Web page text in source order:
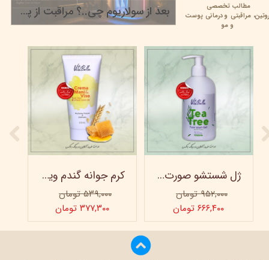
بعد از سولاریوم چی..؟ مراقبت از پوست برنزه
مطالب تخصصی
روتین،مراقبتی ودرمانی پوست
و مو
کرم جوانه گندم ویتابلا - تیوپی 60 میلی‌ لیتر
۵۳۹,۰۰۰ تومان
۳۷۷,۳۰۰ تومان
ژل شستشو صورت ویتابلا - 300 میلی لیتر
۹۵۲,۰۰۰ تومان
۶۶۶,۴۰۰ تومان